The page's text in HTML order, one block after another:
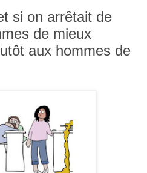
si on arrêtait de
de mieux
aux hommes de